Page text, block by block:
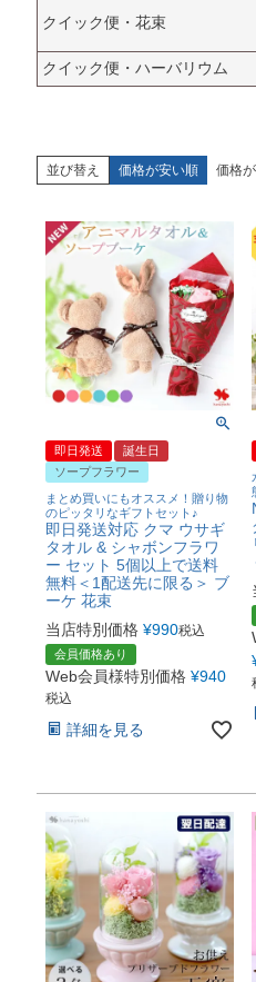
クイック便・花束
クイック便・ハーバリウム
並び替え 価格が安い順 価格
即日発送
誕生日
ソープフラワー
まとめ買いにもオススメ！贈り物
のピッタリなギフトセット♪
即日発送対応 クマ ウサギ
タオル & シャボンフラワ
ー セット 5個以上で送料
無料＜1配送先に限る＞ ブ
ーケ 花束
当店特別価格 ¥990税込
会員価格あり
Web会員様特別価格 ¥940
税込
詳細を見る